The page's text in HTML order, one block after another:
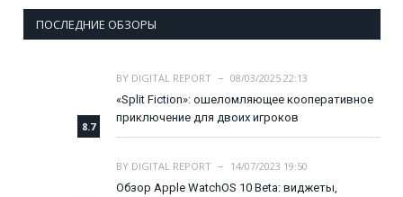
ПОСЛЕДНИЕ ОБЗОРЫ
8.7
BY DIGITAL REPORT
08/03/2025 22:13
«Split Fiction»: ошеломляющее кооперативное
приключение для двоих игроков
BY DIGITAL REPORT
14/07/2023 19:50
Обзор Apple WatchOS 10 Beta: виджеты,